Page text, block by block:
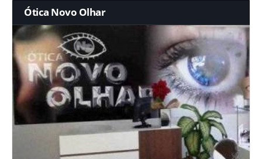
Ótica Novo Olhar